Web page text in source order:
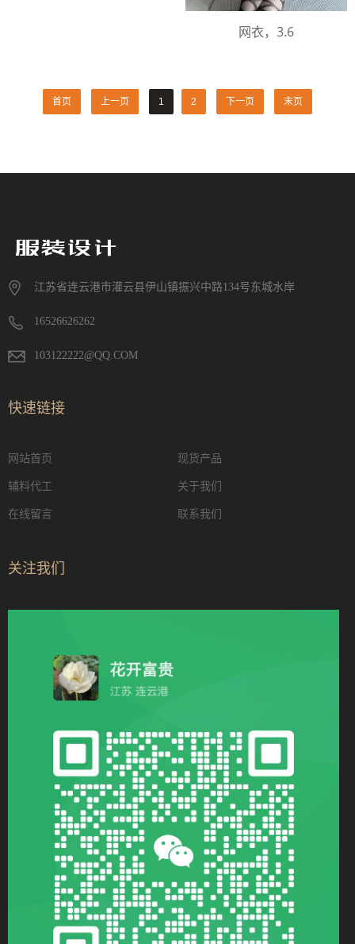
网衣，3.6
首页 上一页 1 2 下一页 末页
江苏省连云港市灌云县伊山镇振兴中路134号东城水岸
16526626262
103122222@QQ.COM
快速链接
网站首页 现货产品
辅料代工 关于我们
在线留言 联系我们
关注我们